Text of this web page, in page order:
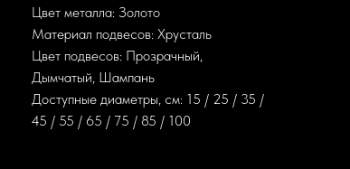
Цвет металла: Золото
Материал подвесов: Хрусталь
Цвет подвесов: Прозрачный,
Дымчатый, Шампань
Доступные диаметры, см: 15 / 25 / 35 /
45 / 55 / 65 / 75 / 85 / 100